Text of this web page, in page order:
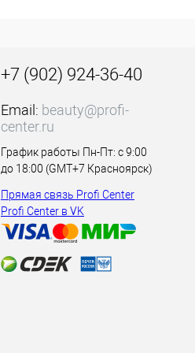
+7 (902) 924-36-40
Email: beauty@profi-
center.ru
График работы Пн-Пт: с 9:00
до 18:00 (GMT+7 Красноярск)
Прямая связь Profi Center
Profi Center в VK